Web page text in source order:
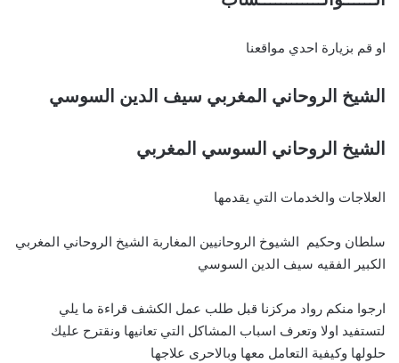
او قم بزيارة احدي مواقعنا
الشيخ الروحاني المغربي سيف الدين السوسي
الشيخ الروحاني السوسي المغربي
العلاجات والخدمات التي يقدمها
سلطان وحكيم الشيوخ الروحانيين المغاربة الشيخ الروحاني المغربي
الكبير الفقيه سيف الدين السوسي
ارجوا منكم رواد مركزنا قبل طلب عمل الكشف قراءة ما يلي
لتستفيد اولا وتعرف اسباب المشاكل التي تعانيها ونقترح عليك
حلولها وكيفية التعامل معها وبالاحرى علاجها